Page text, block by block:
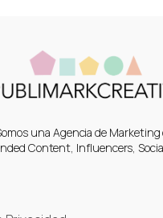
una Agencia de
Content, Influencers,